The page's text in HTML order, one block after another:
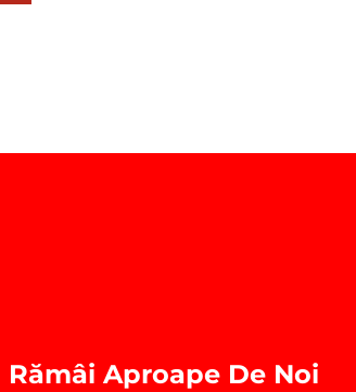
Rămâi Aproape De Noi